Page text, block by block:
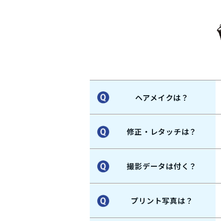
ヘアメイクは？
修正・レタッチは？
撮影データは付く？
プリント写真は？